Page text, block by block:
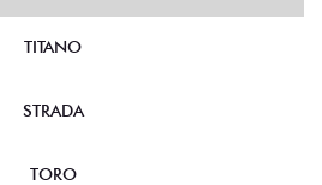
TITANO
STRADA
TORO